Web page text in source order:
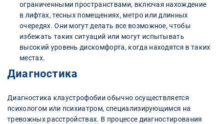
ограниченными пространствами, включая нахождение
в лифтах, тесных помещениях, метро или длинных
очередях. Они могут делать все возможное, чтобы
избежать таких ситуаций или могут испытывать
высокий уровень дискомфорта, когда находятся в таких
местах.
Диагностика
Диагностика клаустрофобии обычно осуществляется
психологом или психиатром, специализирующимся на
тревожных расстройствах. В процессе диагностирования